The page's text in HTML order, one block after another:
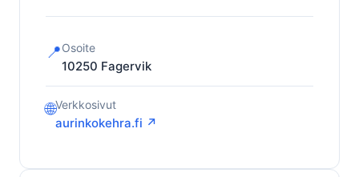
📍Osoite
10250 Fagervik
🌐Verkkosivut
aurinkokehra.fi ↗